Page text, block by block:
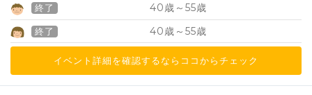
終了 40歳～ 55歳
終了 40歳～ 55歳
イベント詳細を確認するならココからチェック